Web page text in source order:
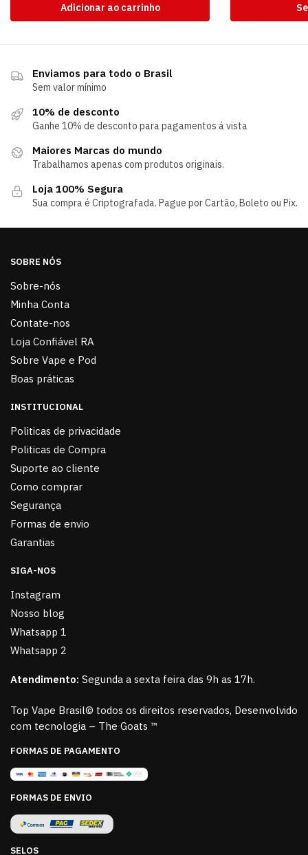
Adicionar ao carrinho
Enviamos para todo o Brasil
Sem valor mínimo
10% de desconto
Ganhe 10% de desconto para pagamentos á vista
Maiores Marcas do mundo
Trabalhamos apenas com produtos originais.
Loja 100% Segura
Sua compra é Criptografada. Pague por Cartão, Boleto ou Pix.
SOBRE NÓS
Sobre-nós
Minha Conta
Contate-nos
Loja Confiável RA
Sobre Vape e Pod
Boas práticas
INSTITUCIONAL
Politicas de privacidade
Politicas de Compra
Suporte ao cliente
Como comprar
Segurança
Formas de envio
Garantias
SIGA-NOS
Instagram
Nosso blog
Whatsapp 1
Whatsapp 2
Atendimento: Segunda a sexta feira das 9h as 17h.
Top Vape Brasil© todos os direitos reservados, Desenvolvido
com tecnologia – The Goats ™
FORMAS DE PAGAMENTO
FORMAS DE ENVIO
SELOS